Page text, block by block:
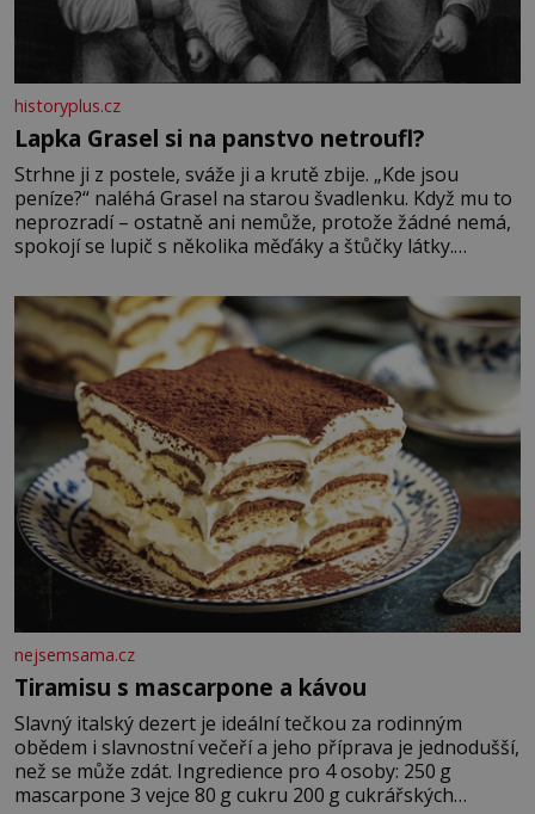
historyplus.cz
Lapka Grasel si na panstvo netroufl?
Strhne ji z postele, sváže ji a krutě zbije. „Kde jsou
peníze?“ naléhá Grasel na starou švadlenku. Když mu to
neprozradí – ostatně ani nemůže, protože žádné nemá,
spokojí se lupič s několika měďáky a štůčky látky.
krutý. Jeho činy budí hrůzu ještě dlouho po jeho smrti
nejsemsama.cz
Tiramisu s mascarpone a kávou
Slavný italský dezert je ideální tečkou za rodinným
obědem i slavnostní večeří a jeho příprava je jednodušší,
než se může zdát. Ingredience pro 4 osoby: 250 g
mascarpone 3 vejce 80 g cukru 200 g cukrářských